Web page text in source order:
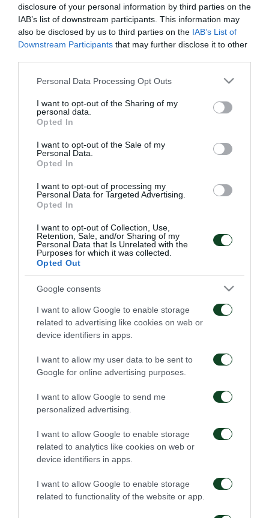
disclosure of your personal information by third parties on the
IAB’s list of downstream participants. This information may
also be disclosed by us to third parties on the IAB’s List of
Downstream Participants that may further disclose it to other
Please note that this website/app uses one or more Google
not limited to your visit or usage behaviour. You may click to
grant or deny consent to Google and its third-party tags to
use your data for below specified purposes in below Google
consent section.
Personal Data Processing Opt Outs
I want to opt-out of the Sharing of my
personal data.
Opted In
I want to opt-out of the Sale of my
Personal Data.
Opted In
I want to opt-out of processing my
Personal Data for Targeted Advertising.
Opted In
I want to opt-out of Collection, Use,
Retention, Sale, and/or Sharing of my
Personal Data that Is Unrelated with the
Purposes for which it was collected.
Opted Out
Google consents
I want to allow Google to enable storage
related to advertising like cookies on web or
device identifiers in apps.
I want to allow my user data to be sent to
Google for online advertising purposes.
I want to allow Google to send me
personalized advertising.
I want to allow Google to enable storage
related to analytics like cookies on web or
device identifiers in apps.
I want to allow Google to enable storage
related to functionality of the website or app.
του επαγγελματικό συμβόλαιο τον Οκτώβριο του
2021 και ήταν μέλος της Κ19 που κατέκτησε το
πρωτάθλημα το 2022.
«Νιώθω πολύ χαρούμενος που βρίσκομαι από
σημείο να ανανεώσω το συμβόλαιό μου. Ο στόχος
μου είναι μέσα απ’ αυτό το συμβόλαιο να μπορέσω
να βοηθήσω τη Β’ ομάδα, όπου αγωνίζομαι αυτή τη
στιγμή, αλλά να φτάσω και στην πρώτη ομάδα»
δήλωσε ο Νάσος Νταμπίζας μετά την υπογραφή του
νέου συμβολαίου.
ΜΕΤΑΓΡΑΦΙΚΑ
Στον Παναθηναϊκό ο
Λιβάι Γκαρσία
05/08/2026
Στον Παναθηναϊκό ο
Κινγκς Κάνγκουα
31/07/2026
Στην Καραγκιουμριούκ Ολοκλήρωση